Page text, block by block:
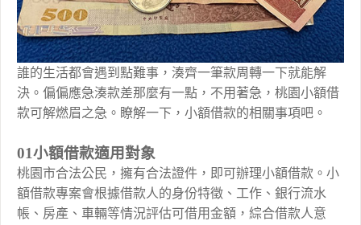
誰的生活都會遇到點難事，湊齊一筆款周轉一下就能解
決。偏偏應急湊款差那麼有一點，不用著急，桃園小額借
款可解燃眉之急。瞭解一下，小額借款的相關事項吧。
01小額借款適用對象
桃園市合法公民，擁有合法證件，即可辦理小額借款。小
額借款專案會根據借款人的身份特徵、工作、銀行流水
帳、房產、車輛等情況評估可借用金額，綜合借款人意